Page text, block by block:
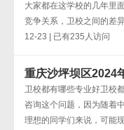
大家都在这学校的几年里
竞争关系，卫校之间的差
12-23 | 已有235人访问
重庆沙坪坝区2024
卫校都有哪些专业好卫校
咨询这个问题，因为随着
理想的同学们来说，可能